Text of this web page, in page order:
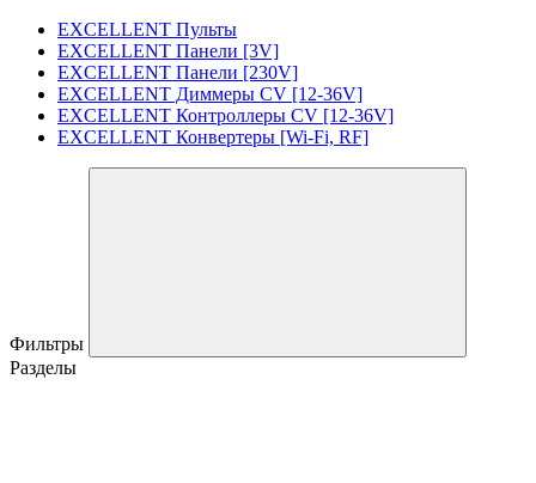
EXCELLENT Пульты
EXCELLENT Панели [3V]
EXCELLENT Панели [230V]
EXCELLENT Диммеры CV [12-36V]
EXCELLENT Контроллеры CV [12-36V]
EXCELLENT Конвертеры [Wi-Fi, RF]
Фильтры
Разделы